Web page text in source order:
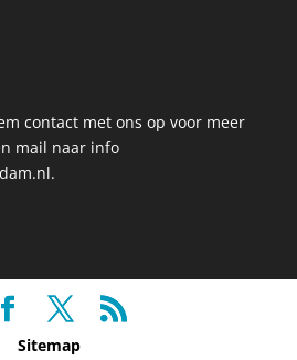
contact met ons op voor meer
mail naar info
Sitemap